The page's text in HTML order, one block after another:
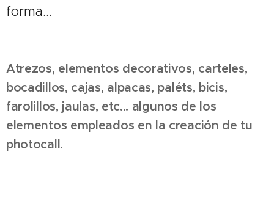
forma...
Atrezos, elementos decorativos, carteles,
bocadillos, cajas, alpacas, paléts, bicis,
farolillos, jaulas, etc... algunos de los
elementos empleados en la creación de tu
photocall.